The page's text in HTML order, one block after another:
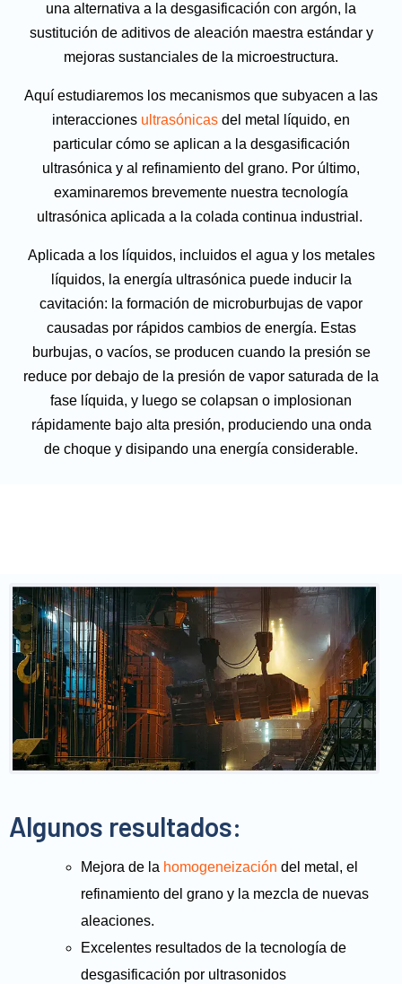
una alternativa a la desgasificación con argón, la
sustitución de aditivos de aleación maestra estándar y
mejoras sustanciales de la microestructura.
Aquí estudiaremos los mecanismos que subyacen a las
interacciones ultrasónicas del metal líquido, en
particular cómo se aplican a la desgasificación
ultrasónica y al refinamiento del grano. Por último,
examinaremos brevemente nuestra tecnología
ultrasónica aplicada a la colada continua industrial.
Aplicada a los líquidos, incluidos el agua y los metales
líquidos, la energía ultrasónica puede inducir la
cavitación: la formación de microburbujas de vapor
causadas por rápidos cambios de energía. Estas
burbujas, o vacíos, se producen cuando la presión se
reduce por debajo de la presión de vapor saturada de la
fase líquida, y luego se colapsan o implosionan
rápidamente bajo alta presión, produciendo una onda
de choque y disipando una energía considerable.
Algunos resultados:
Mejora de la homogeneización del metal, el
refinamiento del grano y la mezcla de nuevas
aleaciones.
Excelentes resultados de la tecnología de
desgasificación por ultrasonidos